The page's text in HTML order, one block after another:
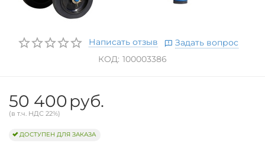
Написать отзыв
Задать вопрос
КОД: 100003386
50 400 руб.
(в т.ч. НДС 22%)
ДОСТУПЕН ДЛЯ ЗАКАЗА